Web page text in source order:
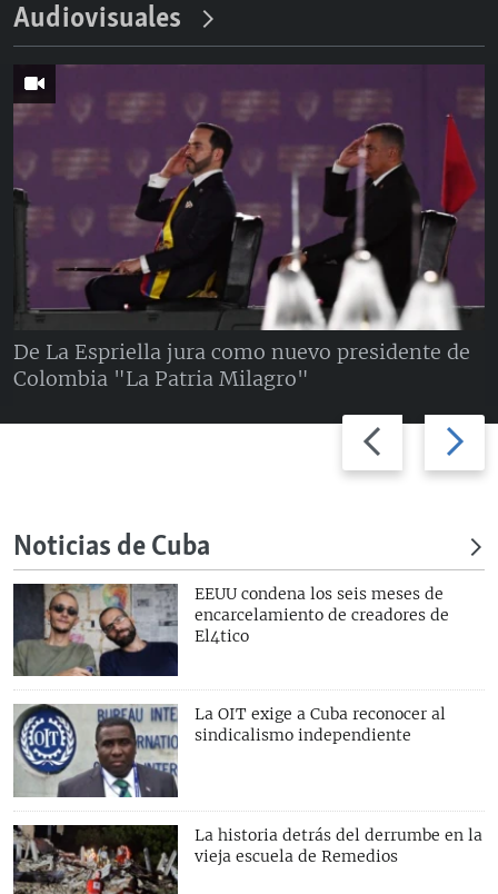
Audiovisuales
Previous
slide
Next
slide
De La Espriella jura como nuevo presidente de
Colombia "La Patria Milagro"
Noticias de Cuba
EEUU condena los seis meses de
encarcelamiento de creadores de
El4tico
La OIT exige a Cuba reconocer al
sindicalismo independiente
La historia detrás del derrumbe en la
vieja escuela de Remedios